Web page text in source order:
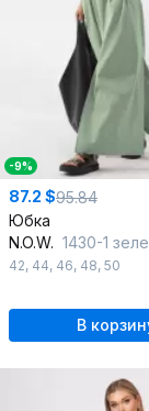
-9%
87.2 $95.84
Юбка
N.O.W. 1430-1
42, 44, 46, 48, 50
В